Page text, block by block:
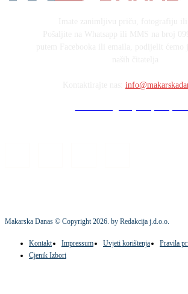
Makarska Danas © Copyright2026. by Redakcija j.d.o.o.
Kontakt Impressum Uvjeti korištenja Pravila
Cjenik Izbori